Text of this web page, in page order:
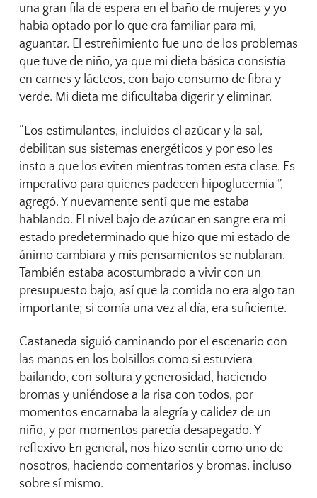
una gran fila de espera en el baño de mujeres y yo
había optado por lo que era familiar para mí,
aguantar. El estreñimiento fue uno de los problemas
que tuve de niño, ya que mi dieta básica consistía
en carnes y lácteos, con bajo consumo de fibra y
verde. Mi dieta me dificultaba digerir y eliminar.
“Los estimulantes, incluidos el azúcar y la sal,
debilitan sus sistemas energéticos y por eso les
insto a que los eviten mientras tomen esta clase. Es
imperativo para quienes padecen hipoglucemia ”,
agregó. Y nuevamente sentí que me estaba
hablando. El nivel bajo de azúcar en sangre era mi
estado predeterminado que hizo que mi estado de
ánimo cambiara y mis pensamientos se nublaran.
También estaba acostumbrado a vivir con un
presupuesto bajo, así que la comida no era algo tan
importante; si comía una vez al día, era suficiente.
Castaneda siguió caminando por el escenario con
las manos en los bolsillos como si estuviera
bailando, con soltura y generosidad, haciendo
bromas y uniéndose a la risa con todos, por
momentos encarnaba la alegría y calidez de un
niño, y por momentos parecía desapegado. Y
reflexivo En general, nos hizo sentir como uno de
nosotros, haciendo comentarios y bromas, incluso
sobre sí mismo.